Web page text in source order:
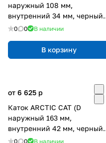
наружный 108 мм,
внутренний 34 мм, черный,
пластик) RM
0 0 В наличии
В корзину
от 6 625 p
Каток ARCTIC CAT (D
наружный 163 мм,
внутренний 42 мм, черный,
PPD) подшипник 6004
0 0 В наличии